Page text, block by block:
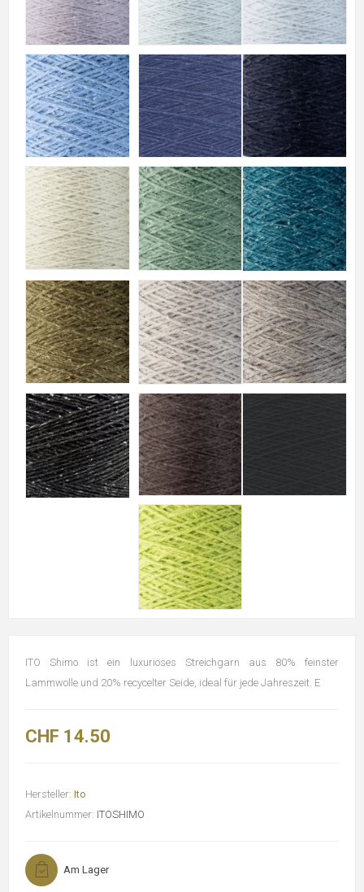
ITO Shimo ist ein luxuriöses Streichgarn aus 80% feinster
Lammwolle und 20% recycelter Seide, ideal für jede Jahreszeit. E
CHF 14.50
Hersteller: Ito
Artikelnummer: ITOSHIMO
Am Lager